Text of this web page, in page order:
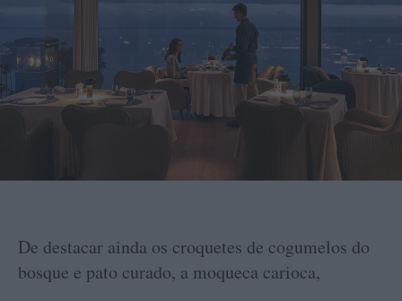
De destacar ainda os croquetes de cogumelos do
bosque e pato curado, a moqueca carioca,